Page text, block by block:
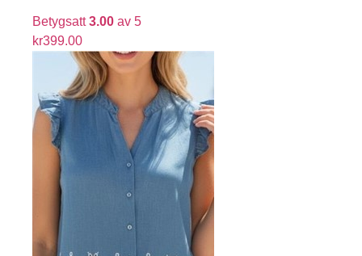
Betygsatt3.00 av 5
kr399.00